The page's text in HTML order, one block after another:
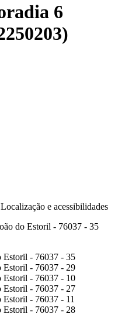
6
Localização e acessibilidades